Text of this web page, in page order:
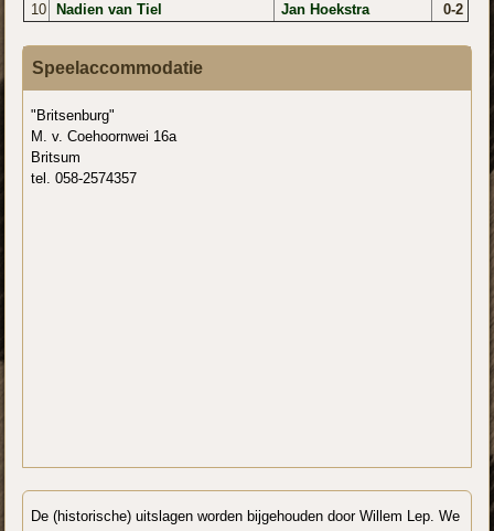
10
Nadien van Tiel Jan Hoekstra 0-2
Speelaccommodatie
"Britsenburg"
M. v. Coehoornwei 16a
Britsum
tel. 058-2574357
De (historische) uitslagen worden bijgehouden door Willem Lep. We